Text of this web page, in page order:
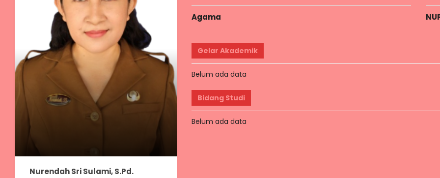
Nurendah Sri Sulami, S.Pd.
Agama
Gelar Akademik
Belum ada data
Bidang Studi
Belum ada data